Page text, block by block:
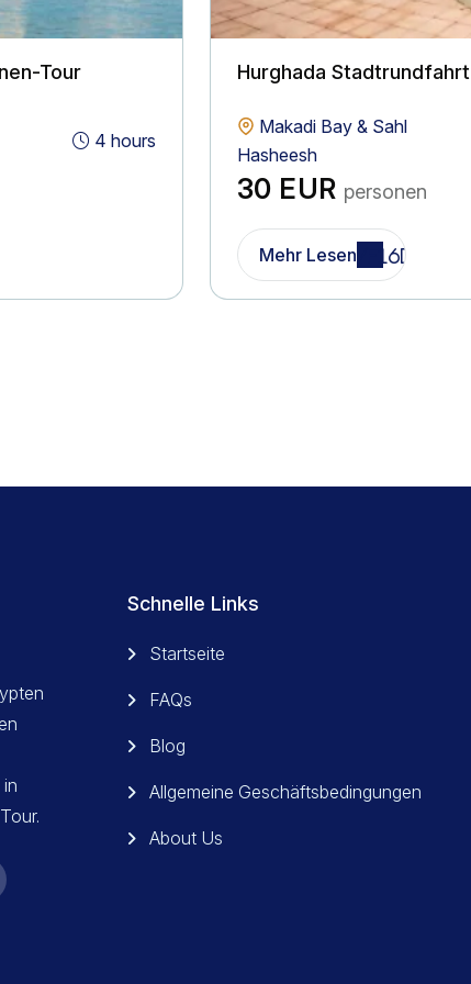
Tour
4 hours
Hurghada Stadtrundfahrt
Makadi Bay & Sahl
Hasheesh
30 EUR personen
Mehr Lesen
Schnelle Links
Startseite
FAQs
Blog
Allgemeine Geschäftsbedingungen
About Us